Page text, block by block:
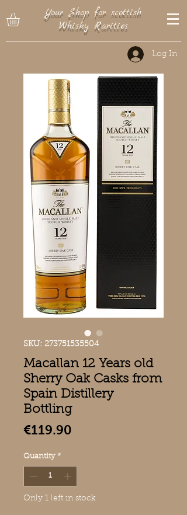
Your Shop for scottish
Whisky Rarities
Log In
SKU: 273751535504
Macallan 12 Years old
Sherry Oak Casks from
Spain Distillery
Bottling
€119.90Price
Quantity *
Only 1 left in stock